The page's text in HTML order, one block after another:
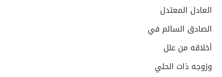
العادل المعتدل
الصادق السالم في
أخلاقه من علل
وزوجه ذات الحلي